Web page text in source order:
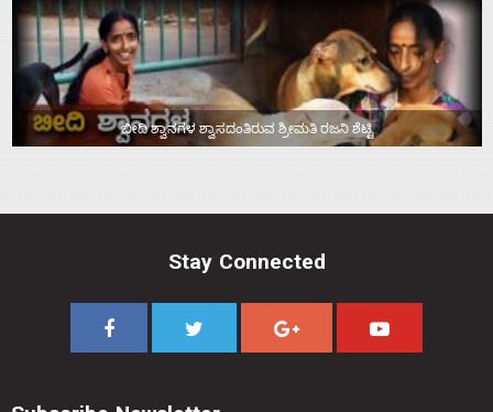
ಬೀದಿ ಶ್ವಾನಗಳ ಶ್ವಾಸದಂತಿರುವ ಶ್ರೀಮತಿ ರಜನಿ ಶೆಟ್ಟಿ
Stay Connected